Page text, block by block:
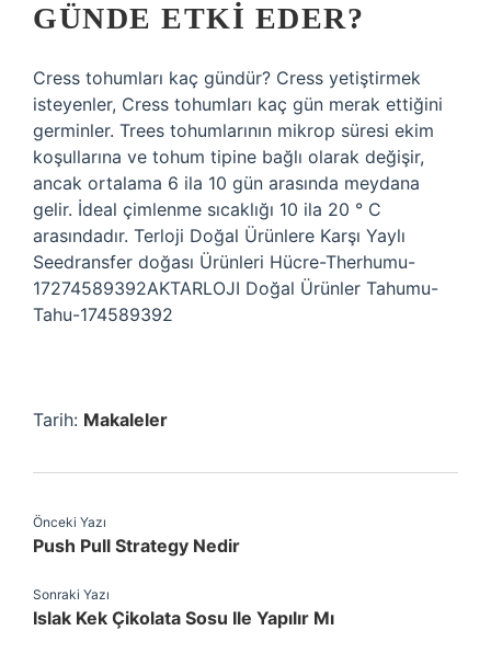
GÜNDE ETKI EDER?
Cress tohumları kaç gündür? Cress yetiştirmek
isteyenler, Cress tohumları kaç gün merak ettiğini
germinler. Trees tohumlarının mikrop süresi ekim
koşullarına ve tohum tipine bağlı olarak değişir,
ancak ortalama 6 ila 10 gün arasında meydana
gelir. İdeal çimlenme sıcaklığı 10 ila 20 ° C
arasındadır. Terloji Doğal Ürünlere Karşı Yaylı
Seedransfer doğası Ürünleri Hücre-Therhumu-
17274589392AKTARLOJI Doğal Ürünler Tahumu-
Tahu-174589392
Tarih: Makaleler
Önceki Yazı
Push Pull Strategy Nedir
Sonraki Yazı
Islak Kek Çikolata Sosu Ile Yapılır Mı